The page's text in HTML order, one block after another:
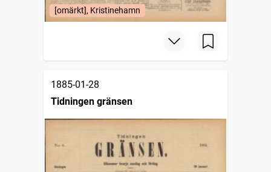
[omärkt], Kristinehamn
1885-01-28
Tidningen gränsen